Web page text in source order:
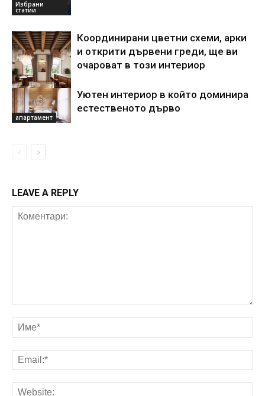
Избрани
статии
Акценти
Координирани цветни схеми, арки
и открити дървени греди, ще ви
очароват в този интериор
апартамент
Уютен интериор в който доминира
естественото дърво
LEAVE A REPLY